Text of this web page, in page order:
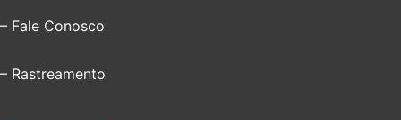
– Fale Conosco
– Rastreamento